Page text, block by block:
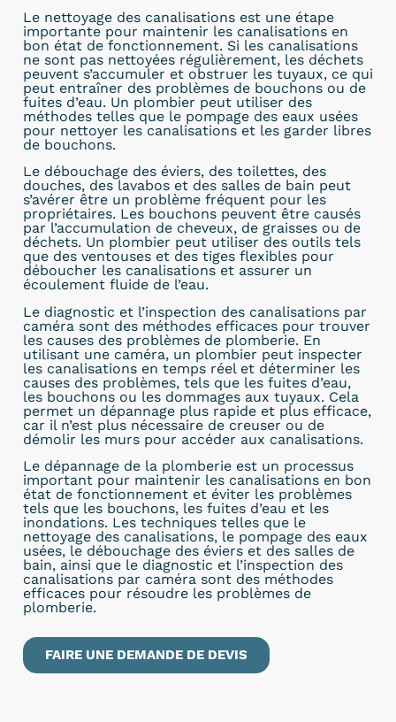
Le nettoyage des canalisations est une étape
importante pour maintenir les canalisations en
bon état de fonctionnement. Si les canalisations
ne sont pas nettoyées régulièrement, les déchets
peuvent s’accumuler et obstruer les tuyaux, ce qui
peut entraîner des problèmes de bouchons ou de
fuites d’eau. Un plombier peut utiliser des
méthodes telles que le pompage des eaux usées
pour nettoyer les canalisations et les garder libres
de bouchons.
Le débouchage des éviers, des toilettes, des
douches, des lavabos et des salles de bain peut
s’avérer être un problème fréquent pour les
propriétaires. Les bouchons peuvent être causés
par l’accumulation de cheveux, de graisses ou de
déchets. Un plombier peut utiliser des outils tels
que des ventouses et des tiges flexibles pour
déboucher les canalisations et assurer un
écoulement fluide de l’eau.
Le diagnostic et l’inspection des canalisations par
caméra sont des méthodes efficaces pour trouver
les causes des problèmes de plomberie. En
utilisant une caméra, un plombier peut inspecter
les canalisations en temps réel et déterminer les
causes des problèmes, tels que les fuites d’eau,
les bouchons ou les dommages aux tuyaux. Cela
permet un dépannage plus rapide et plus efficace,
car il n’est plus nécessaire de creuser ou de
démolir les murs pour accéder aux canalisations.
Le dépannage de la plomberie est un processus
important pour maintenir les canalisations en bon
état de fonctionnement et éviter les problèmes
tels que les bouchons, les fuites d’eau et les
inondations. Les techniques telles que le
nettoyage des canalisations, le pompage des eaux
usées, le débouchage des éviers et des salles de
bain, ainsi que le diagnostic et l’inspection des
canalisations par caméra sont des méthodes
efficaces pour résoudre les problèmes de
plomberie.
FAIRE UNE DEMANDE DE DEVIS